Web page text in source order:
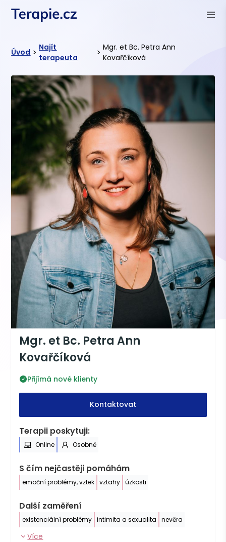
Úvod > Najít
terapeuta
> Mgr. et Bc. Petra Ann
Kovařčíková
Mgr. et Bc. Petra Ann
Kovařčíková
Přijímá nové klienty
Kontaktovat
Terapii poskytuji:
Online Osobně
S čím nejčastěji pomáhám
emoční problémy, vztek vztahy úzkosti
Další zaměření
existenciální problémy intimita a sexualita nevěra
Více